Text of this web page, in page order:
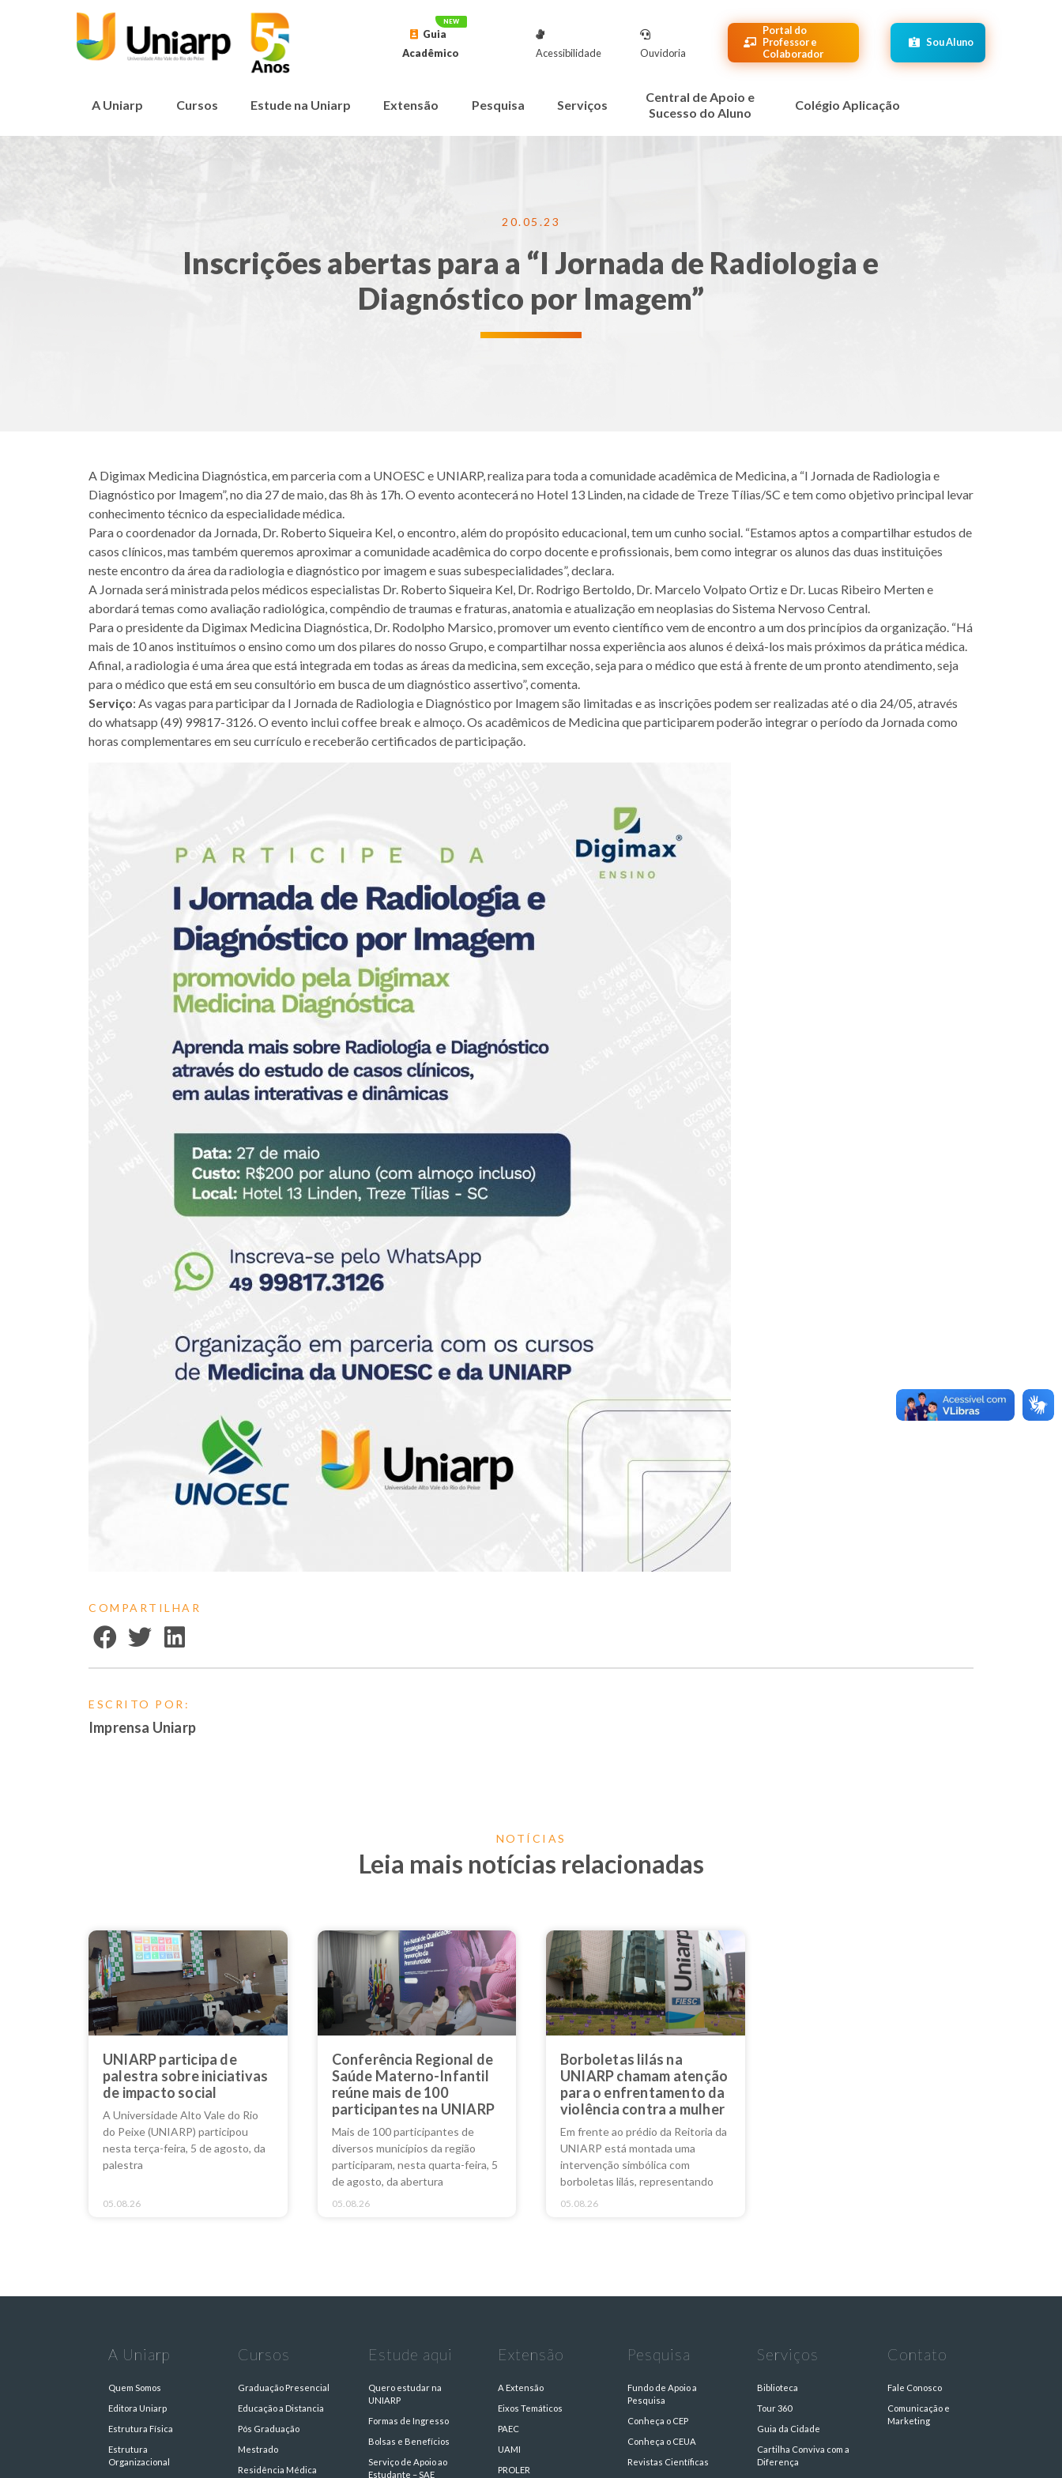
Guia
Acadêmico
Acessibilidade Ouvidoria
Portal do
Professor e
Colaborador
Sou Aluno
A Uniarp Cursos Estude na Uniarp Extensão Pesquisa Serviços
Central de Apoio e
Sucesso do Aluno
Colégio Aplicação
20.05.23
Inscrições abertas para a “I Jornada de Radiologia e
Diagnóstico por Imagem”
A Digimax Medicina Diagnóstica, em parceria com a UNOESC e UNIARP, realiza para toda a comunidade acadêmica de Medicina, a “I Jornada de Radiologia e
Diagnóstico por Imagem”, no dia 27 de maio, das 8h às 17h. O evento acontecerá no Hotel 13 Linden, na cidade de Treze Tílias/SC e tem como objetivo principal levar
conhecimento técnico da especialidade médica.
Para o coordenador da Jornada, Dr. Roberto Siqueira Kel, o encontro, além do propósito educacional, tem um cunho social. “Estamos aptos a compartilhar estudos de
casos clínicos, mas também queremos aproximar a comunidade acadêmica do corpo docente e profissionais, bem como integrar os alunos das duas instituições
neste encontro da área da radiologia e diagnóstico por imagem e suas subespecialidades”, declara.
A Jornada será ministrada pelos médicos especialistas Dr. Roberto Siqueira Kel, Dr. Rodrigo Bertoldo, Dr. Marcelo Volpato Ortiz e Dr. Lucas Ribeiro Merten e
abordará temas como avaliação radiológica, compêndio de traumas e fraturas, anatomia e atualização em neoplasias do Sistema Nervoso Central.
Para o presidente da Digimax Medicina Diagnóstica, Dr. Rodolpho Marsico, promover um evento científico vem de encontro a um dos princípios da organização. “Há
mais de 10 anos instituímos o ensino como um dos pilares do nosso Grupo, e compartilhar nossa experiência aos alunos é deixá-los mais próximos da prática médica.
Afinal, a radiologia é uma área que está integrada em todas as áreas da medicina, sem exceção, seja para o médico que está à frente de um pronto atendimento, seja
para o médico que está em seu consultório em busca de um diagnóstico assertivo”, comenta.
Serviço: As vagas para participar da I Jornada de Radiologia e Diagnóstico por Imagem são limitadas e as inscrições podem ser realizadas até o dia 24/05, através
do whatsapp (49) 99817-3126. O evento inclui coffee break e almoço. Os acadêmicos de Medicina que participarem poderão integrar o período da Jornada como
horas complementares em seu currículo e receberão certificados de participação.
COMPARTILHAR
ESCRITO POR:
Imprensa Uniarp
NOTÍCIAS
Leia mais notícias relacionadas
UNIARP participa de
palestra sobre iniciativas
de impacto social
A Universidade Alto Vale do Rio
do Peixe (UNIARP) participou
nesta terça-feira, 5 de agosto, da
palestra
05.08.26
Conferência Regional de
Saúde Materno-Infantil
reúne mais de 100
participantes na UNIARP
Mais de 100 participantes de
diversos municípios da região
participaram, nesta quarta-feira, 5
de agosto, da abertura
05.08.26
Borboletas lilás na
UNIARP chamam atenção
para o enfrentamento da
violência contra a mulher
Em frente ao prédio da Reitoria da
UNIARP está montada uma
intervenção simbólica com
borboletas lilás, representando
05.08.26
A Uniarp
Quem Somos
Editora Uniarp
Estrutura Física
Estrutura
Organizacional
Cursos
Graduação Presencial
Educação a Distancia
Pós Graduação
Mestrado
Residência Médica
Estude aqui
Quero estudar na
UNIARP
Formas de Ingresso
Bolsas e Benefícios
Serviço de Apoio ao
Estudante – SAE
Extensão
A Extensão
Eixos Temáticos
PAEC
UAMI
PROLER
Pesquisa
Fundo de Apoio a
Pesquisa
Conheça o CEP
Conheça o CEUA
Revistas Científicas
Serviços
Biblioteca
Tour 360
Guia da Cidade
Cartilha Conviva com a
Diferença
Contato
Fale Conosco
Comunicação e
Marketing